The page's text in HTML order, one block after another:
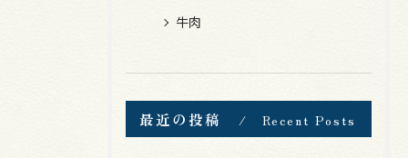
牛肉
最近の投稿 Recent Posts